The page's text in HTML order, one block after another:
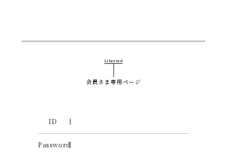
Libertad
会員さま専用ページ
ID
Password